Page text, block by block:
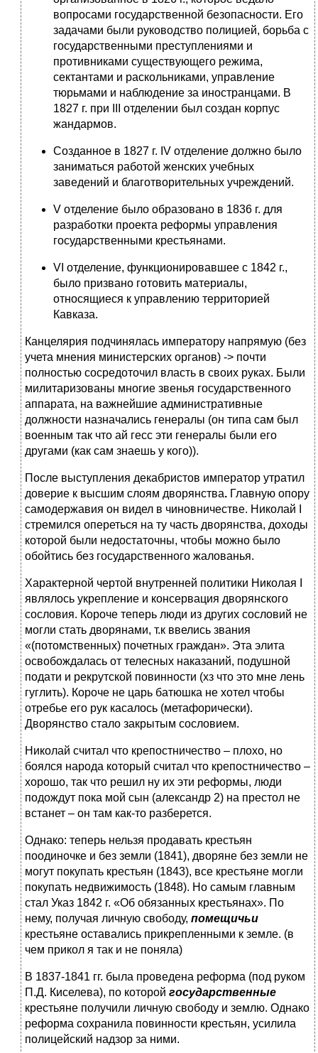
вопросами государственной безопасности. Его
задачами были руководство полицией, борьба с
государственными преступлениями и
противниками существующего режима,
сектантами и раскольниками, управление
тюрьмами и наблюдение за иностранцами. В
1827 г. при III отделении был создан корпус
жандармов.
Созданное в 1827 г. IV отделение должно было
заниматься работой женских учебных
заведений и благотворительных учреждений.
V отделение было образовано в 1836 г. для
разработки проекта реформы управления
государственными крестьянами.
VI отделение, функционировавшее с 1842 г.,
было призвано готовить материалы,
относящиеся к управлению территорией
Кавказа.
Канцелярия подчинялась императору напрямую (без
учета мнения министерских органов) -> почти
полностью сосредоточил власть в своих руках. Были
милитаризованы многие звенья государственного
аппарата, на важнейшие административные
должности назначались генералы (он типа сам был
военным так что ай гесс эти генералы были его
другами (как сам знаешь у кого)).
После выступления декабристов император утратил
доверие к высшим слоям дворянства. Главную опору
самодержавия он видел в чиновничестве. Николай I
стремился опереться на ту часть дворянства, доходы
которой были недостаточны, чтобы можно было
обойтись без государственного жалованья.
Характерной чертой внутренней политики Николая I
являлось укрепление и консервация дворянского
сословия. Короче теперь люди из других сословий не
могли стать дворянами, т.к ввелись звания
«(потомственных) почетных граждан». Эта элита
освобождалась от телесных наказаний, подушной
подати и рекрутской повинности (хз что это мне лень
гуглить). Короче не царь батюшка не хотел чтобы
отребье его рук касалось (метафорически).
Дворянство стало закрытым сословием.
Николай считал что крепостничество – плохо, но
боялся народа который считал что крепостничество –
хорошо, так что решил ну их эти реформы, люди
подождут пока мой сын (александр 2) на престол не
встанет – он там как-то разберется.
Однако: теперь нельзя продавать крестьян
поодиночке и без земли (1841), дворяне без земли не
могут покупать крестьян (1843), все крестьяне могли
покупать недвижимость (1848). Но самым главным
стал Указ 1842 г. «Об обязанных крестьянах». По
нему, получая личную свободу, помещичьи
крестьяне оставались прикрепленными к земле. (в
чем прикол я так и не поняла)
В 1837-1841 гг. была проведена реформа (под руком
П.Д. Киселева), по которой государственные
крестьяне получили личную свободу и землю. Однако
реформа сохранила повинности крестьян, усилила
полицейский надзор за ними.